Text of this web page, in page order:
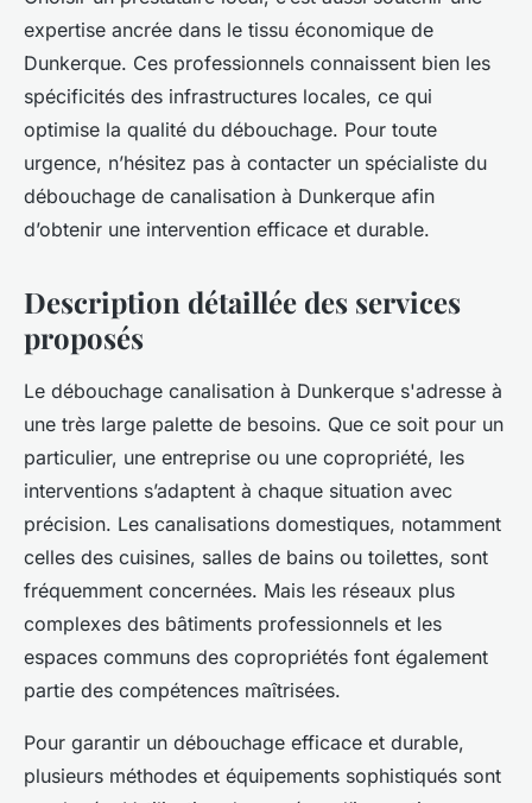
expertise ancrée dans le tissu économique de
Dunkerque. Ces professionnels connaissent bien les
spécificités des infrastructures locales, ce qui
optimise la qualité du débouchage. Pour toute
urgence, n’hésitez pas à contacter un spécialiste du
débouchage de canalisation à Dunkerque afin
d’obtenir une intervention efficace et durable.
Description détaillée des services
proposés
Le débouchage canalisation à Dunkerque s'adresse à
une très large palette de besoins. Que ce soit pour un
particulier, une entreprise ou une copropriété, les
interventions s’adaptent à chaque situation avec
précision. Les canalisations domestiques, notamment
celles des cuisines, salles de bains ou toilettes, sont
fréquemment concernées. Mais les réseaux plus
complexes des bâtiments professionnels et les
espaces communs des copropriétés font également
partie des compétences maîtrisées.
Pour garantir un débouchage efficace et durable,
plusieurs méthodes et équipements sophistiqués sont